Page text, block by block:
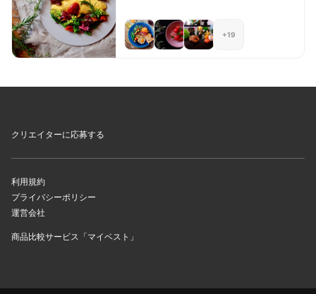
のも、楽しく料理を続ける秘訣のひとつだと思って
います。 今回はそんな私が愛用している、料理を
引き立ててくれる器と、テーブルコーディネートを
+19
クリエイターに応募する
利用規約
プライバシーポリシー
運営会社
商品比較サービス「マイベスト」